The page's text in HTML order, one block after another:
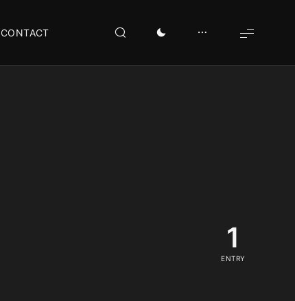
CONTACT
1
ENTRY